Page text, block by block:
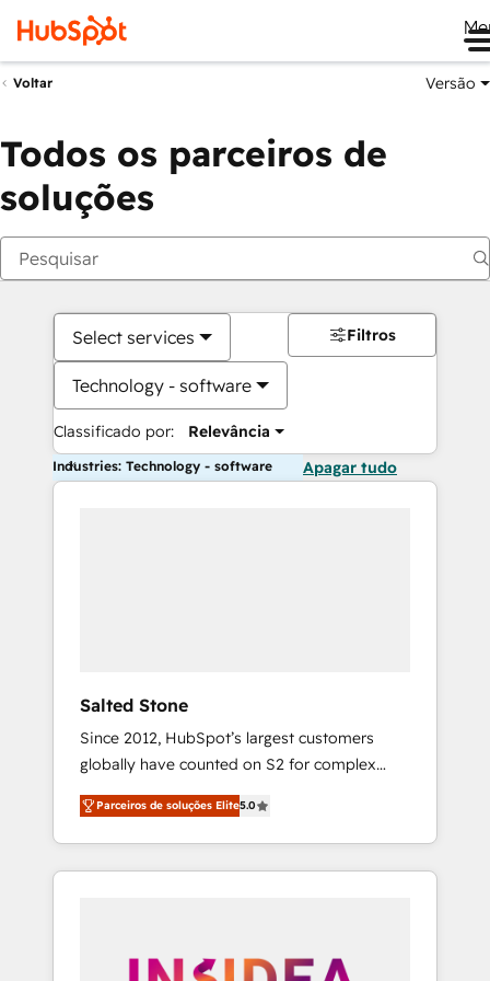
Voltar Versão
Todos os parceiros de
soluções
Select services
Technology - software
Classificado por: Relevância
Filtros
Industries: Technology - software Apagar tudo
Salted Stone
Since 2012, HubSpot’s largest customers
globally have counted on S2 for complex
migrations, change management, systems
integration, and creative solutions that
deliver measurable impact and transform
brand experiences As one of the few full-
globally regionalized HubSpot websites,
Parceiros de soluções Elite5.0